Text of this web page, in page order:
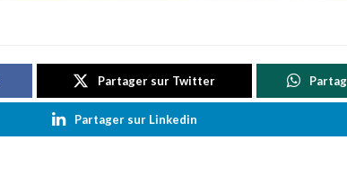
Partager sur Twitter
Partager sur Linkedin